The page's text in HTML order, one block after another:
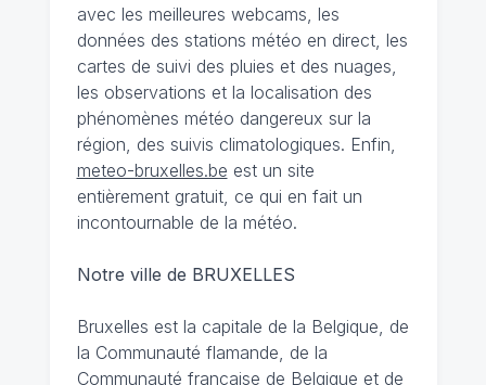
avec les meilleures webcams, les
données des stations météo en direct, les
cartes de suivi des pluies et des nuages,
les observations et la localisation des
phénomènes météo dangereux sur la
région, des suivis climatologiques. Enfin,
meteo-bruxelles.be est un site
entièrement gratuit, ce qui en fait un
incontournable de la météo.
Notre ville de BRUXELLES
Bruxelles est la capitale de la Belgique, de
la Communauté flamande, de la
Communauté française de Belgique et de